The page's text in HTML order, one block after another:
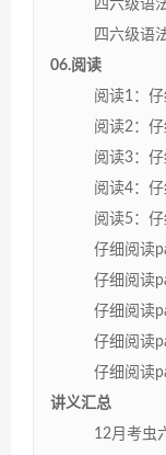
四六级语
四六级语
06.阅读
阅读1：
阅读2：
阅读3：
阅读4：
阅读5：
仔细阅读
仔细阅读
仔细阅读
仔细阅读
仔细阅读
讲义汇总
12月考虫